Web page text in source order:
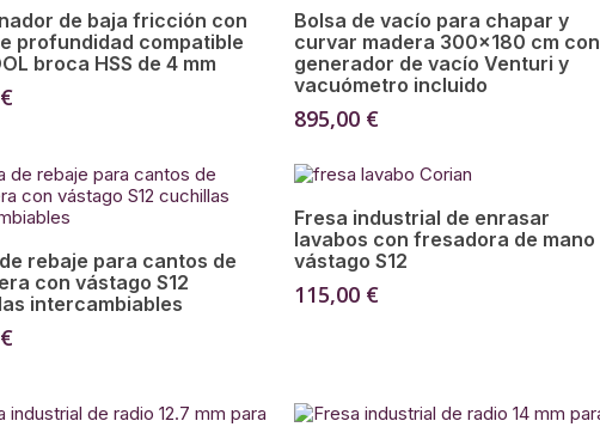
Añadir Al Carrito
de baja fricción con
profundidad compatible
broca HSS de 4 mm
€
Añadir Al Carrito
Bolsa de vacío para chapar y
curvar madera 300×180 cm con
generador de vacío Venturi y
vacuómetro incluido
895,00 €
Añadir Al Carrito
rebaje para cantos de
con vástago S12
intercambiables
€
Añadir Al Carrito
Fresa industrial de enrasar
lavabos con fresadora de mano
vástago S12
115,00 €